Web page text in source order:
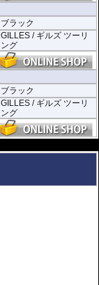
ブラック
GILLES / ギルズ ツーリ
ング
ブラック
GILLES / ギルズ ツーリ
ング